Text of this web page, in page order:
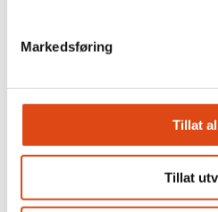
Markedsføring
Tillat
Tillat
Brudd i
for privat
ideelle